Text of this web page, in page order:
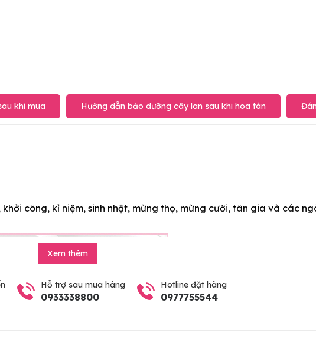
khi mua Hướng dẫn bảo dưỡng cây lan sau khi hoa tàn
công, kỉ niệm, sinh nhật, mừng thọ, mừng cưới, tân gia và các
Xem thêm
Hỗ trợ sau mua hàng
0933338800
Hotline đặt hàng
0977755544